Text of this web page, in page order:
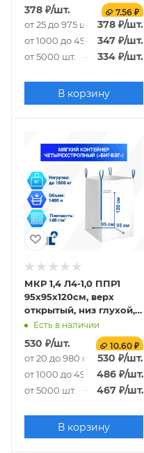
378 ₽/шт. 7.56 ₽
от 25 до 975 шт. 378₽/шт.
от 1000 до 4975 шт.
347₽/шт.
от 5000 шт. 334₽/шт.
В корзину
МКР 1,4 Л4-1,0 ППР1
95х95х120см, верх
открытый, низ глухой,
140г/м2
Есть в наличии
530 ₽/шт. 10.60 ₽
от 20 до 980 шт. 530 ₽/шт.
от 1000 до 4980 шт.
486 ₽/шт.
от 5000 шт. 467 ₽/шт.
В корзину